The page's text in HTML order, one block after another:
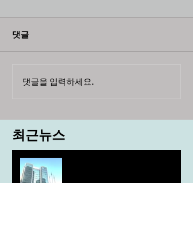
댓글
댓글을 입력하세요.
최근뉴스